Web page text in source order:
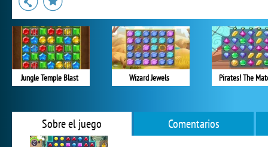
Jungle Temple Blast Wizard Jewels Pirates! The
Sobre el juego Comentarios